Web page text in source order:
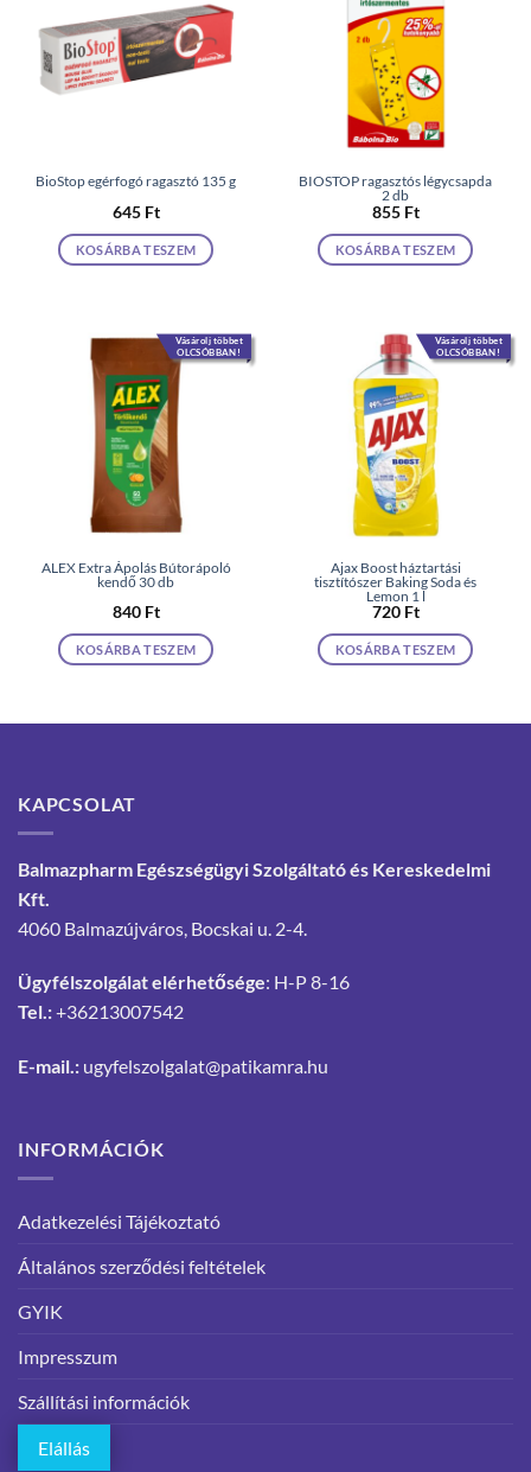
BioStop egérfogó ragasztó 135 g
645 Ft
KOSÁRBA TESZEM
BIOSTOP ragasztós légycsapda
2 db
855 Ft
KOSÁRBA TESZEM
Vásárolj többet
OLCSÓBBAN!
ALEX Extra Ápolás Bútorápoló
kendő 30 db
840 Ft
KOSÁRBA TESZEM
Vásárolj többet
OLCSÓBBAN!
Ajax Boost háztartási
tisztítószer Baking Soda és
Lemon 1 l
720 Ft
KOSÁRBA TESZEM
KAPCSOLAT
Balmazpharm Egészségügyi Szolgáltató és Kereskedelmi
Kft.
4060 Balmazújváros, Bocskai u. 2-4.
Ügyfélszolgálat elérhetősége: H-P 8-16
Tel.:+36213007542
E-mail.: ugyfelszolgalat@patikamra.hu
INFORMÁCIÓK
Adatkezelési Tájékoztató
Általános szerződési feltételek
GYIK
Impresszum
Szállítási információk
Elállás